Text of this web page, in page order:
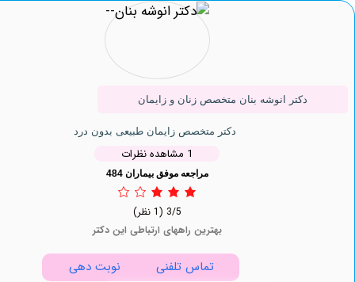
دکتر انوشه بنان متخصص زنان و زایمان
دکتر متخصص زایمان طبیعی بدون درد
مراجعه موفق بیماران 484
بهترین راههای ارتباطی این دکتر
تماس تلفنی
نوبت دهی